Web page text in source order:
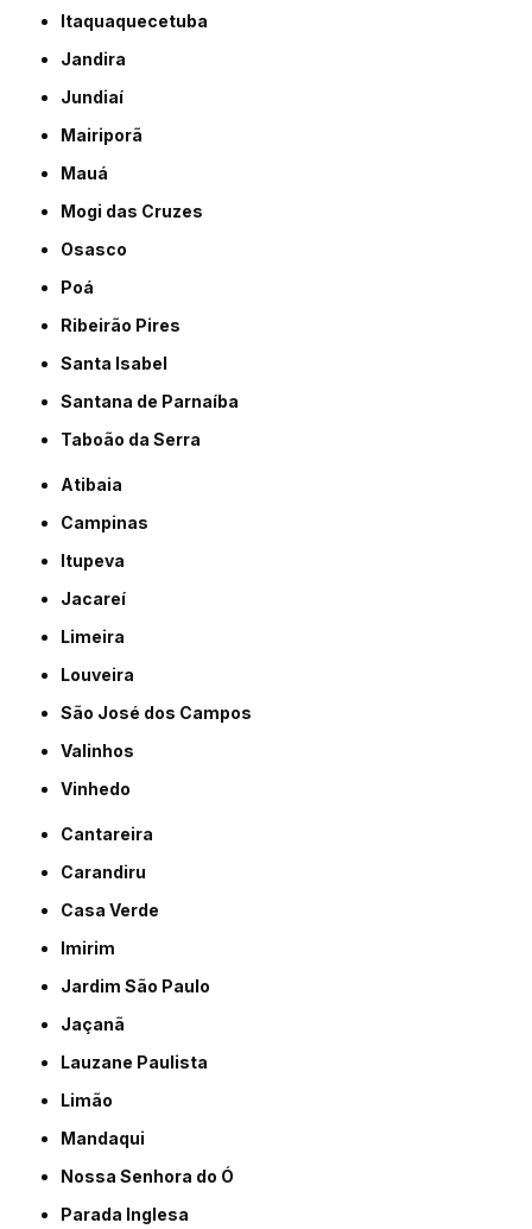
Itaquaquecetuba
Jandira
Jundiaí
Mairiporã
Mauá
Mogi das Cruzes
Osasco
Poá
Ribeirão Pires
Santa Isabel
Santana de Parnaíba
Taboão da Serra
Atibaia
Campinas
Itupeva
Jacareí
Limeira
Louveira
São José dos Campos
Valinhos
Vinhedo
Cantareira
Carandiru
Casa Verde
Imirim
Jardim São Paulo
Jaçanã
Lauzane Paulista
Limão
Mandaqui
Nossa Senhora do Ó
Parada Inglesa